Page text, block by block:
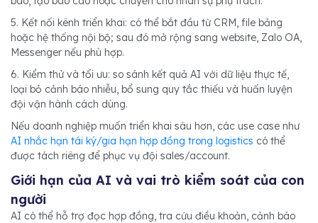
5. Kết nối kênh triển khai: có thể bắt đầu từ CRM, file bảng
hoặc hệ thống nội bộ; sau đó mở rộng sang website, Zalo OA,
Messenger nếu phù hợp.
6. Kiểm thử và tối ưu: so sánh kết quả AI với dữ liệu thực tế,
loại bỏ cảnh báo nhiễu, bổ sung quy tắc thiếu và huấn luyện
đội vận hành cách dùng.
Nếu doanh nghiệp muốn triển khai sâu hơn, các use case như
AI nhắc hạn tái ký/gia hạn hợp đồng trong logistics có thể
được tách riêng để phục vụ đội sales/account.
Giới hạn của AI và vai trò kiểm soát của con
người
AI có thể hỗ trợ đọc hợp đồng, tra cứu điều khoản, cảnh báo